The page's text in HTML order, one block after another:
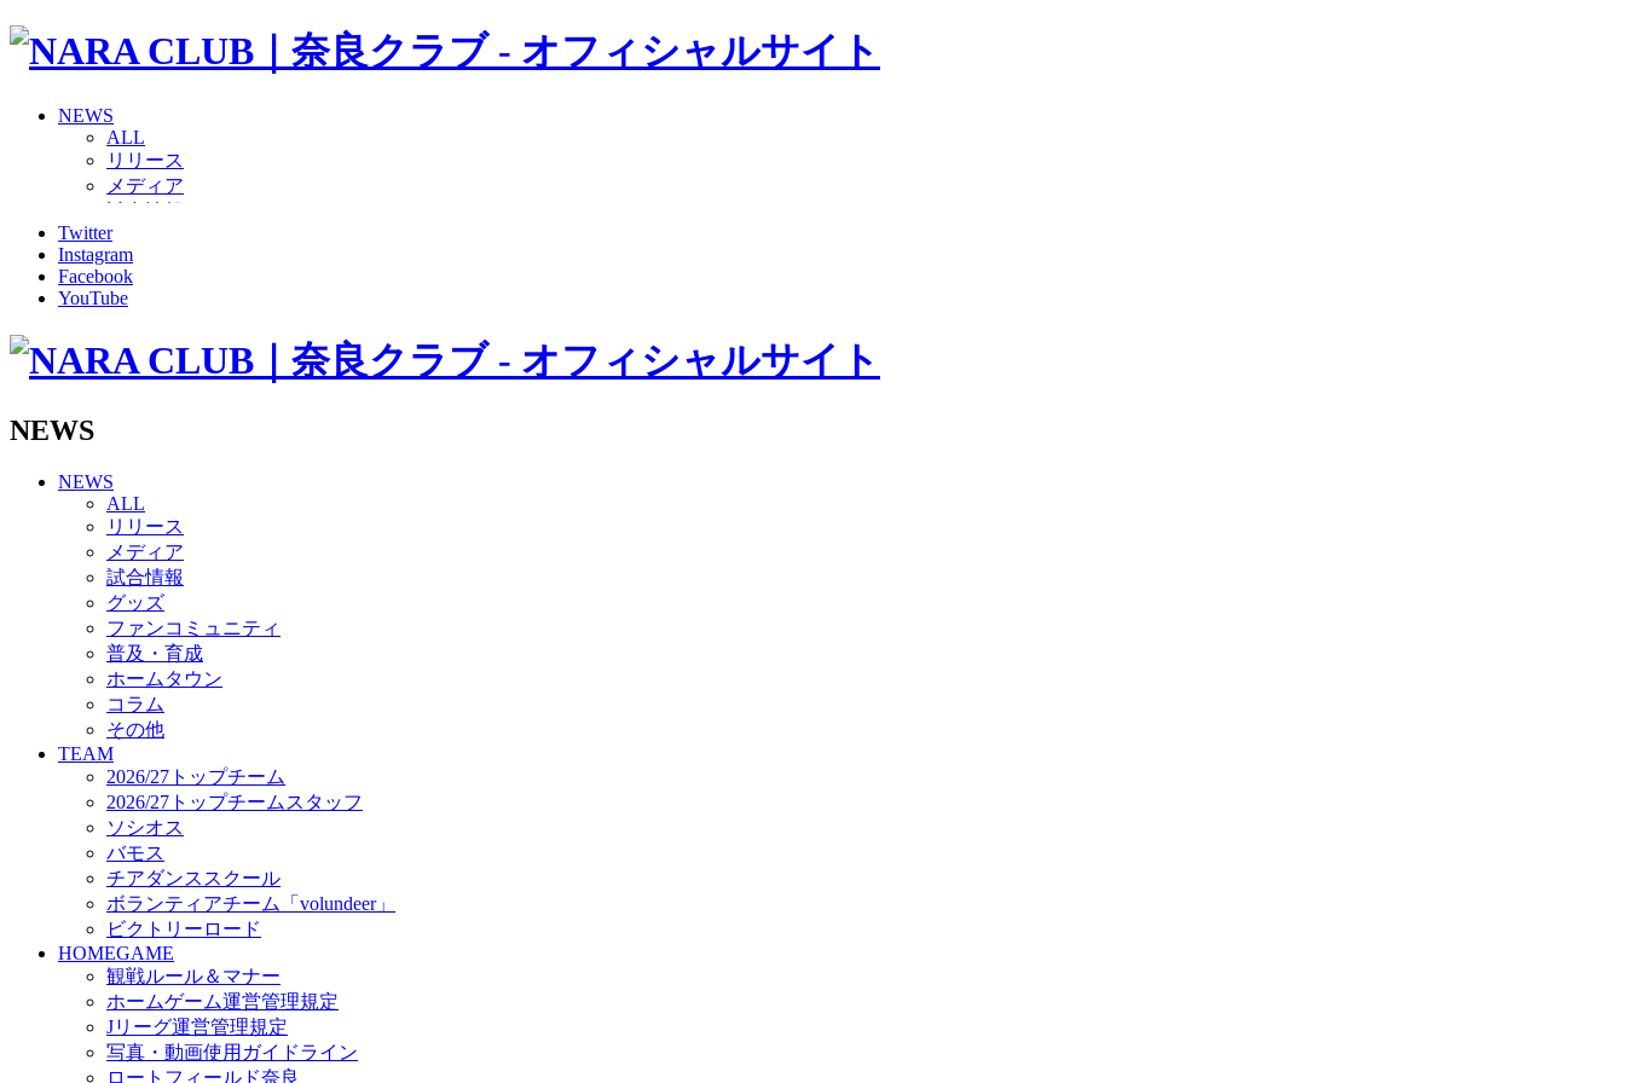
NEWS
ALL
リリース
メディア
グッズ
ファンコミュニティ
普及・育成
ホームタウン
その他
バモス
チアダンススクール
ボランティアチーム「volundeer」
ビクトリーロード
HOMEGAME
観戦ルール＆マナー
ホームゲーム運営管理規定
Jリーグ運営管理規定
写真・動画使用ガイドライン
ロートフィールド奈良
SCHEDULE
2026/27
練習見学時のファンサービスについて
TICKET
奈良クラブ明治安田J3リーグ2026/27シーズン試合観戦チケット
奈良クラブ明治安田Ｊ3リーグ 2026/27シーズン「鹿パス」
観戦ルール＆マナー
FANCOMMUNITY
2026/27ファンコミュニティ
サポートショップ
GOODS
オフィシャルストア（実店舗）
オンラインストア
ACADEMY
アカデミーについて
Twitter
Instagram
Facebook
YouTube
NEWS
NEWS
ALL
リリース
メディア
試合情報
グッズ
ファンコミュニティ
普及・育成
ホームタウン
コラム
その他
TEAM
2026/27トップチーム
2026/27トップチームスタッフ
ソシオス
バモス
チアダンススクール
ボランティアチーム「volundeer」
ビクトリーロード
HOMEGAME
観戦ルール＆マナー
ホームゲーム運営管理規定
Jリーグ運営管理規定
写真・動画使用ガイドライン
ロートフィールド奈良